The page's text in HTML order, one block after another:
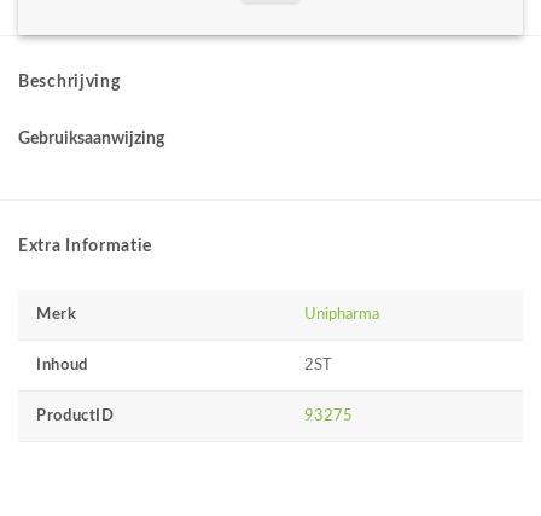
Beschrijving
Gebruiksaanwijzing
Extra Informatie
Merk Unipharma
Inhoud 2ST
ProductID 93275